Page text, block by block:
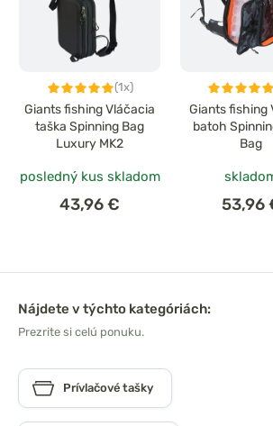
(1x)
Giants fishing Vláčacia
taška Spinning Bag
Luxury MK2
posledný kus skladom
43,96 €
Giants fishing
batoh
Bag
53,96
Nájdete v týchto kategóriách:
Prezrite si celú ponuku.
Prívlačové tašky